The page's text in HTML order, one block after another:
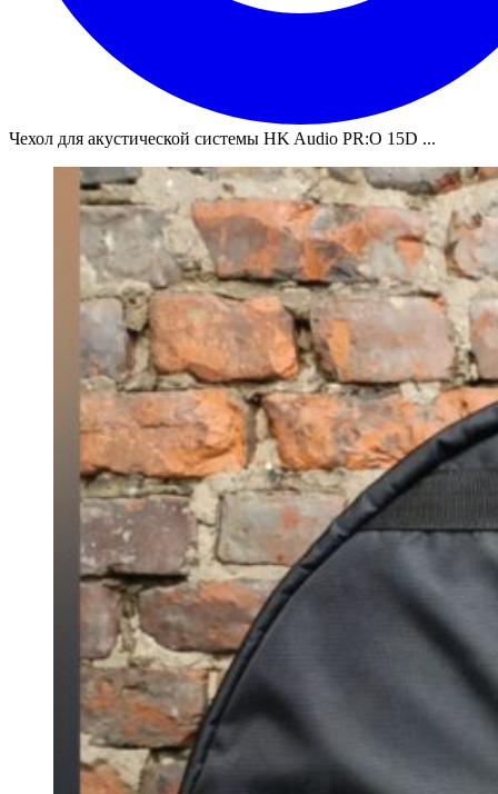
Чехол для акустической системы HK Audio PR:O 15D ...